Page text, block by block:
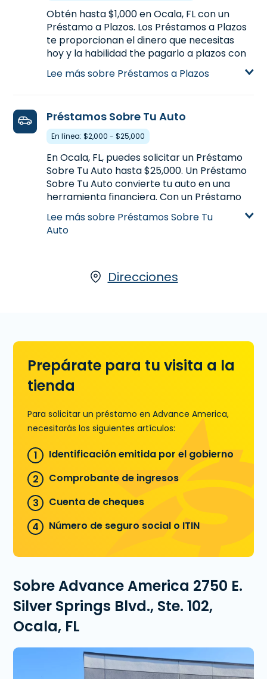
Obtén hasta $1,000 en Ocala, FL con un
Préstamo a Plazos. Los Préstamos a Plazos
te proporcionan el dinero que necesitas
hoy y la habilidad the pagarlo a plazos con
más tiempo. Te ofrecen préstamos con
montos más altos y plazos de pagos más
Plazos, visitanos en línea o en la sucursal en
2750 E. Silver Springs Blvd., Ste. 102 en Ocala,
FL. También puedes llamar a
0754para precalificar.
Aprende más sobre Préstamos a Plazos
Lee más sobre Préstamos a Plazos
Préstamos Sobre Tu Auto
En línea: $2,000 - $25,000
En Ocala, FL, puedes solicitar un Préstamo
Sobre Tu Auto hasta $25,000. Un Préstamo
Sobre Tu Auto convierte tu auto en una
herramienta financiera. Con un Préstamo
Sobre Tu Auto, tu auto es la garantía para el
préstamo, la cantidad que recibes es
basado en la valoración de tu automóvil.
totalidad. Debes de tener tu título en mano
FL, llamanos(352) 732-0754hoy o
Aprende más sobre Préstamos Sobre Tu
Auto
Lee más sobre Préstamos Sobre Tu
Auto
Direcciones
Prepárate para tu visita a la
tienda
Para solicitar un préstamo en Advance America,
necesitarás los siguientes artículos:
Identificación emitida por el gobierno
Comprobante de ingresos
Cuenta de cheques
Número de seguro social o ITIN
Sobre Advance America 2750 E.
Silver Springs Blvd., Ste. 102,
Ocala, FL